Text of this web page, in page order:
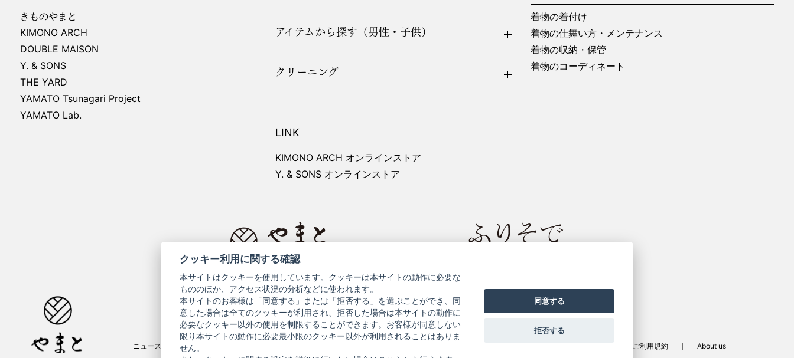
きものやまと
KIMONO ARCH
DOUBLE MAISON
Y. & SONS
THE YARD
YAMATO Tsunagari Project
YAMATO Lab.
アイテムから探す（男性・子供）
クリーニング
着物の着付け
着物の仕舞い方・メンテナンス
着物の収納・保管
着物のコーディネート
LINK
KIMONO ARCH オンラインストア
Y. & SONS オンラインストア
コーポレートサイト きものやまと振袖サイト
ニュースレター ご利用規約 About us
クッキー利用に関する確認
本サイトはクッキーを使用しています。クッキーは本サイトの動作に必要な
もののほか、アクセス状況の分析などに使われます。
本サイトのお客様は「同意する」または「拒否する」を選ぶことができ、同
意した場合は全てのクッキーが利用され、拒否した場合は本サイトの動作に
必要なクッキー以外の使用を制限することができます。お客様が同意しない
限り本サイトの動作に必要最小限のクッキー以外が利用されることはありま
せん。
同意する
拒否する